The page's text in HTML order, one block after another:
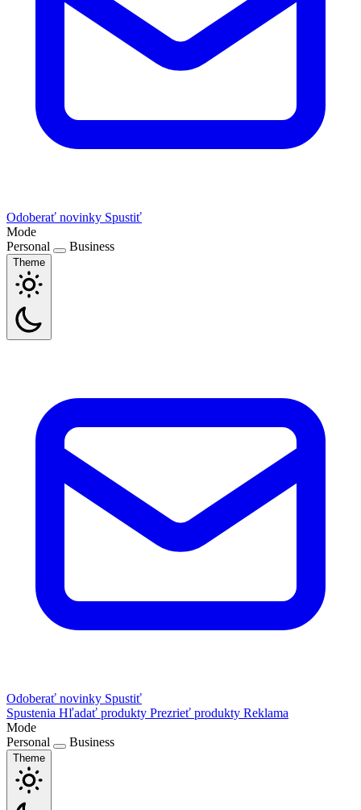
Odoberať novinky Spustiť
Mode
Personal
Business
Theme
Odoberať novinky Spustiť
Spustenia Hľadať produkty Prezrieť produkty Reklama
Mode
Personal
Business
Theme